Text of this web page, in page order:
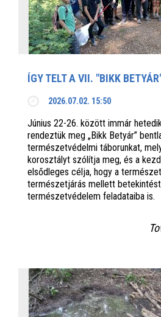
ÍGY TELT A VII. "BIKK
2026.07.02. 15:50
Június 22-26. között immár
rendeztük meg „Bikk Betyár”
természetvédelmi táborunkat,
korosztályt szólítja meg, és a
elsődleges célja, hogy a
természetjárás mellett
természetvédelem feladataiba is.